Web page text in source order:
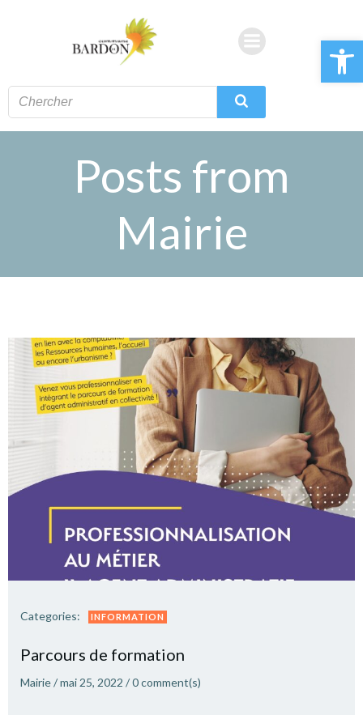
Ouvrir
Posts from
Mairie
Categories: INFORMATION
Parcours de formation
Mairie/mai 25, 2022 /0comment(s)